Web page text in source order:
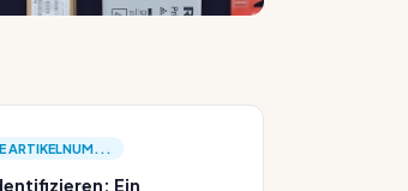
ARTIKELNUM...
Ein